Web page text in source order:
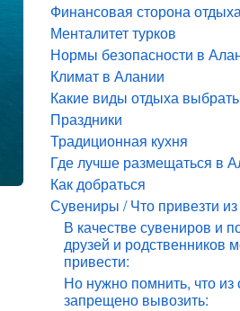
Финансовая сторона
Менталитет турков
Нормы безопасности в
Климат в Алании
Какие виды отдыха выбрать
Праздники
Традиционная кухня
Где лучше размещаться в
Как добраться
Сувениры / Что привезти
В качестве сувениров и
друзей и родственников
привести:
Но нужно помнить, что из
запрещено вывозить: